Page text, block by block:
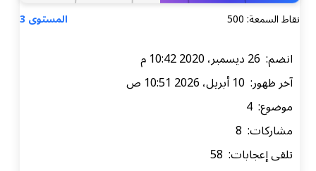
نقاط السمعة: 500 المستوى 3
انضم: 26 ديسمبر، 2020 10:42 م
آخر ظهور: 10 أبريل، 2026 10:51 ص
موضوع: 4
مشاركات: 8
تلقى إعجابات: 58